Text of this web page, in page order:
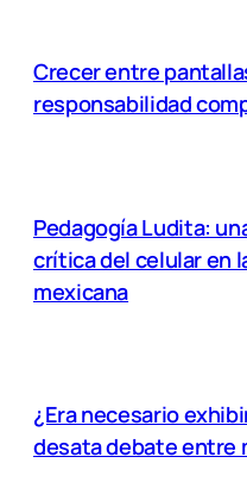
Crecer entre
responsabilidad
Pedagogía Ludita:
crítica del celular en
mexicana
¿Era necesario
desata debate entre